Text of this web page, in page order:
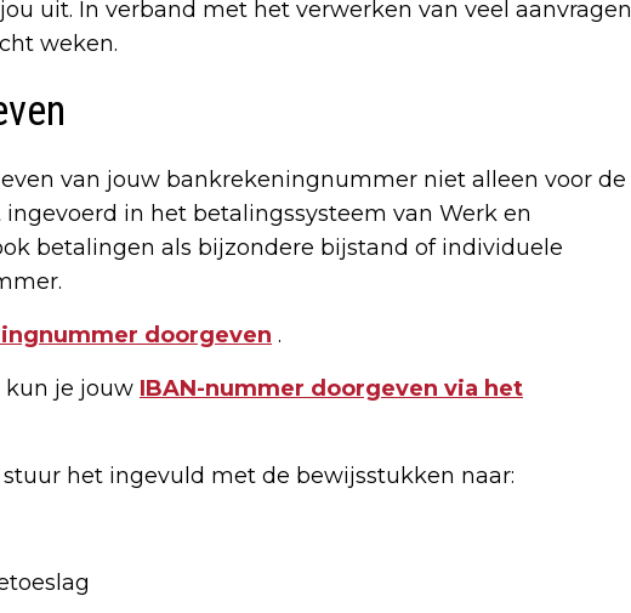
uit. In verband met het verwerken van veel aanvragen
weken.
van jouw bankrekeningnummer niet alleen voor de
in het betalingssysteem van Werk en
betalingen als bijzondere bijstand of individuele
doorgeven .
kun je jouw IBAN-nummer doorgeven via het
het ingevuld met de bewijsstukken naar: